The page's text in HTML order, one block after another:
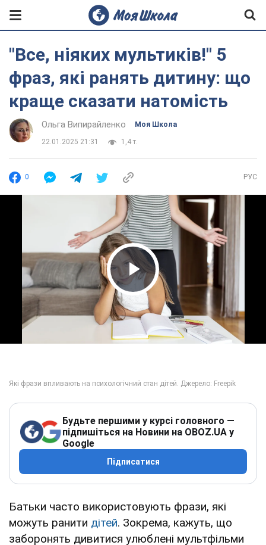
"Все, ніяких мультиків!" 5
фраз, які ранять дитину: що
краще сказати натомість
Ольга Випирайленко Моя Школа
22.01.2025 21:31 1,4 т.
0 РУС
Play Video
Будьте першими у курсі головного —
підпишіться на Новини на OBOZ.UA у
Google
Підписатися
Батьки часто використовують фрази, які
можуть ранити дітей. Зокрема, кажуть, що
заборонять дивитися улюблені мультфільми